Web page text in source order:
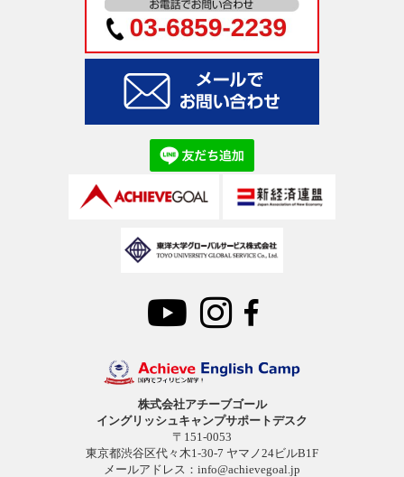
株式会社アチーブゴール
イングリッシュキャンプサポートデスク
〒151-0053
東京都渋谷区代々木1-30-7 ヤマノ24ビルB1F
メールアドレス： info@achievegoal.jp